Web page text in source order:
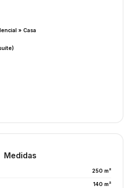
» Casa
Medidas
250 m²
140 m²